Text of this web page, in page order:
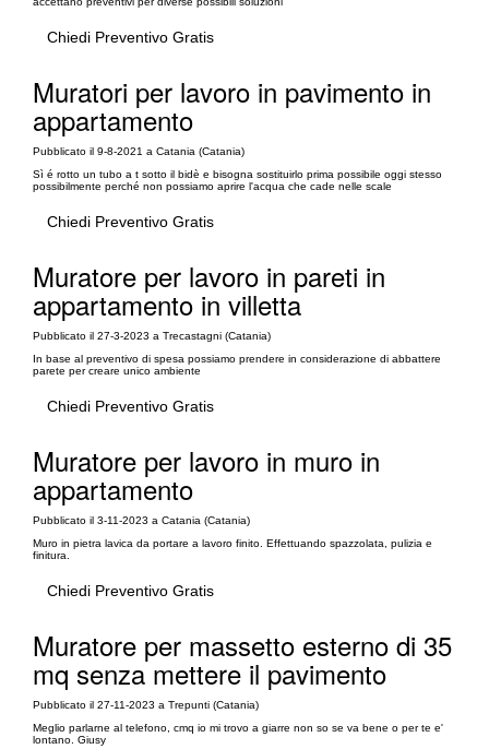
Chiedi Preventivo Gratis
Muratori per lavoro in pavimento in
appartamento
Pubblicato il 9-8-2021 a Catania (Catania)
Sì é rotto un tubo a t sotto il bidè e bisogna sostituirlo prima possibile oggi stesso
possibilmente perché non possiamo aprire l'acqua che cade nelle scale
Chiedi Preventivo Gratis
Muratore per lavoro in pareti in
appartamento in villetta
Pubblicato il 27-3-2023 a Trecastagni (Catania)
In base al preventivo di spesa possiamo prendere in considerazione di abbattere
parete per creare unico ambiente
Chiedi Preventivo Gratis
Muratore per lavoro in muro in
appartamento
Pubblicato il 3-11-2023 a Catania (Catania)
Muro in pietra lavica da portare a lavoro finito. Effettuando spazzolata, pulizia e
finitura.
Chiedi Preventivo Gratis
Muratore per massetto esterno di 35
mq senza mettere il pavimento
Pubblicato il 27-11-2023 a Trepunti (Catania)
Meglio parlarne al telefono, cmq io mi trovo a giarre non so se va bene o per te e'
lontano. Giusy